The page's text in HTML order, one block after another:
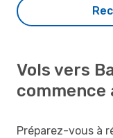
Vols vers
commence
Préparez-vous à